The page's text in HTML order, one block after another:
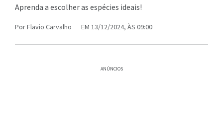
Aprenda a escolher as espécies ideais!
PorFlavio Carvalho EM 13/12/2024, ÀS 09:00
ANÚNCIOS